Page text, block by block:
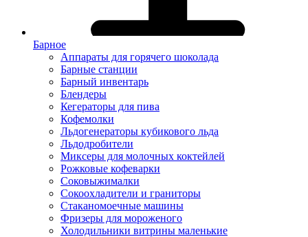
Барное
Аппараты для горячего шоколада
Барные станции
Барный инвентарь
Блендеры
Кегераторы для пива
Кофемолки
Льдогенераторы кубикового льда
Льдодробители
Миксеры для молочных коктейлей
Рожковые кофеварки
Соковыжималки
Сокоохладители и граниторы
Стаканомоечные машины
Фризеры для мороженого
Холодильники витрины маленькие